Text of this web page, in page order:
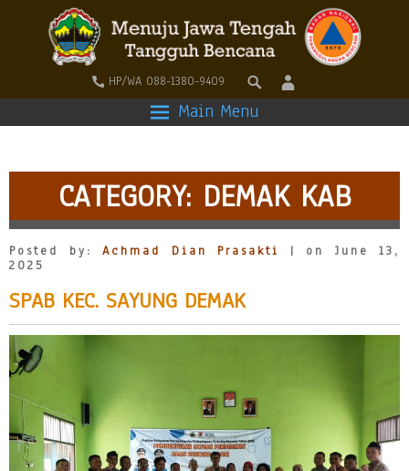
HP/WA 088-1380-9409
Main Menu
CATEGORY: DEMAK KAB
Posted by: Achmad Dian Prasakti
| on June 13,
2025
SPAB KEC. SAYUNG DEMAK